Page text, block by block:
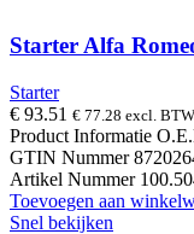
Starter Alfa
Starter
€ 93.51 € 77.28 excl. BTW
Product Informatie
GTIN Nummer
Artikel Nummer
Toevoegen aan
Snel bekijken